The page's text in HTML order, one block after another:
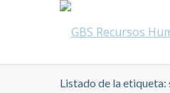
Listado de la